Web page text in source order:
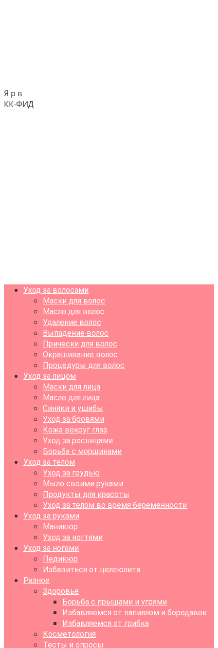
Я р в
КК-ФИД
Уход за волосами
Маски для волос
Масло для волос
Удаление волос
Выпадение волос
Прически для волос
Окрашивание волос
Процедуры для волос
Уход за лицом
Маски для лица
Масло для лица
Синяки и ушибы
Уход за бровями
Кожа вокруг глаз
Уход за ресницами
Борьба с морщинами
Уход за телом
Уход за грудью
Мыло своими руками
Продукты для красоты
Уход за телом во время беременности
Уход за руками
Маникюр
Уход за ногтями
Уход за ногами
Педикюр
Избавиться от целлюлита
Разное
Здоровье
Борьба с прыщами и угрями
Избавляемся от папиллом и бородавок
Избавляемся от грибка
Косметология
Тесты и опросы